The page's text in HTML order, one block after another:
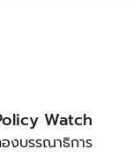
Watch
งบรรณาธิการ